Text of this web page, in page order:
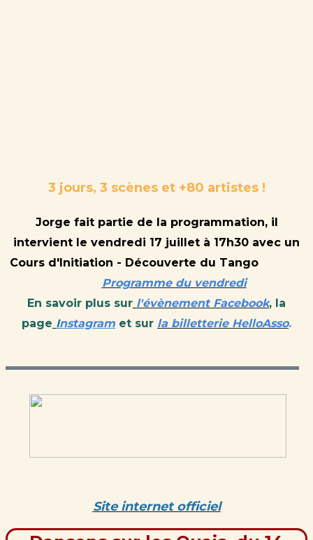
3 jours, 3 scènes et +80 artistes !
Jorge fait partie de la programmation, il
intervient le vendredi 17 juillet à 17h30 avec un
Cours d'Initiation - Découverte du Tango
Programme du vendredi
En savoir plus sur l'évènement Facebook, la
page Instagram et sur la billetterie HelloAsso.
Site internet officiel